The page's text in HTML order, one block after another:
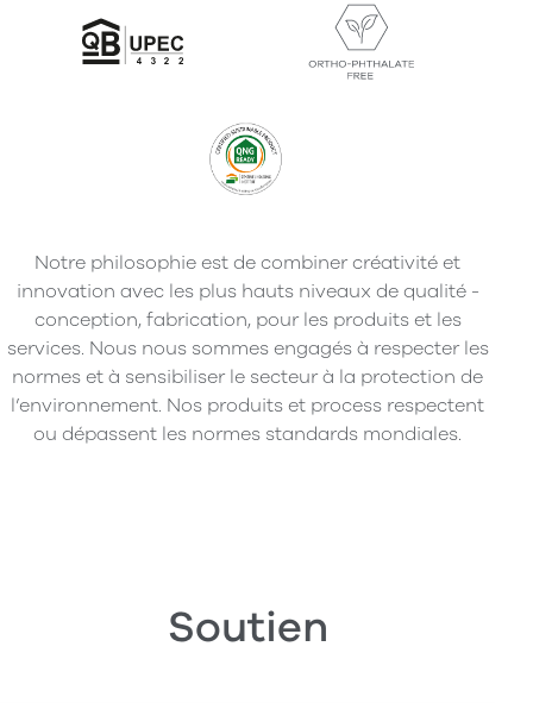
Notre philosophie est de combiner créativité et
innovation avec les plus hauts niveaux de qualité -
conception, fabrication, pour les produits et les
services. Nous nous sommes engagés à respecter les
normes et à sensibiliser le secteur à la protection de
l’environnement. Nos produits et process respectent
ou dépassent les normes standards mondiales.
Soutien